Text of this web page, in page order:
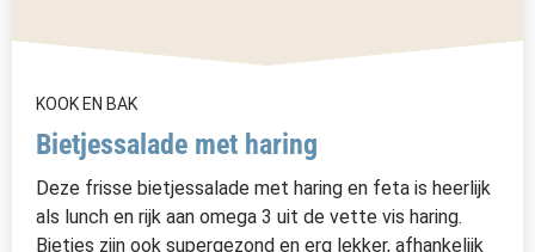
KOOK EN BAK
Bietjessalade met haring
Deze frisse bietjessalade met haring en feta is heerlijk
als lunch en rijk aan omega 3 uit de vette vis haring.
Bietjes zijn ook supergezond en erg lekker, afhankelijk